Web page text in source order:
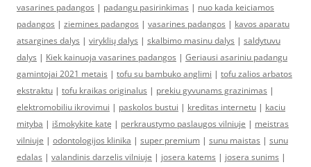
vasarines padangos | padangu pasirinkimas | nuo kada keiciamos
padangos | ziemines padangos | vasarines padangos | kavos aparatu
atsargines dalys | viryklių dalys | skalbimo masinu dalys | saldytuvu
dalys | Kiek kainuoja vasarines padangos | Geriausi asariniu padangu
gamintojai 2021 metais | tofu su bambuko anglimi | tofu zalios arbatos
ekstraktu | tofu kraikas originalus | prekiu gyvunams grazinimas |
elektromobiliu ikrovimui | paskolos bustui | kreditas internetu | kaciu
mityba | išmokykite katę | perkraustymo paslaugos vilniuje | meistras
vilniuje | odontologijos klinika | super premium | sunu maistas | sunu
edalas | valandinis darzelis vilniuje | josera katems | josera sunims |